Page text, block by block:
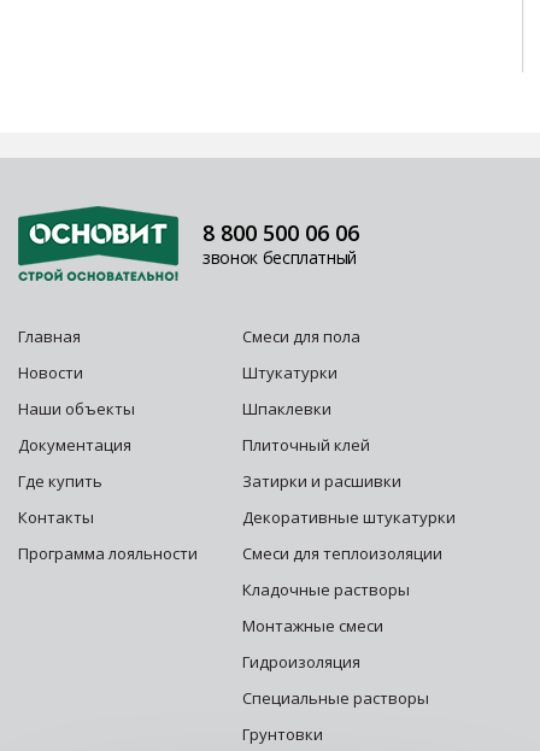
Главная
Новости
Наши объекты
Документация
Где купить
Контакты
Программа лояльности
Смеси для пола
Штукатурки
Шпаклевки
Плиточный клей
Затирки и расшивки
Декоративные штукатурки
Смеси для теплоизоляции
Кладочные растворы
Монтажные смеси
Гидроизоляция
Специальные растворы
Грунтовки
8 800 500 06 06
звонок бесплатный